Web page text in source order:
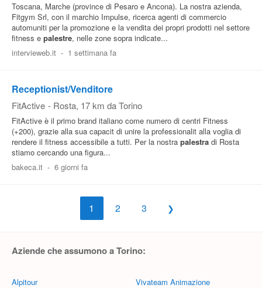
Toscana, Marche (province di Pesaro e Ancona). La nostra azienda,
Fitgym Srl, con il marchio Impulse, ricerca agenti di commercio
automuniti per la promozione e la vendita dei propri prodotti nel settore
fitness e palestre, nelle zone sopra indicate...
intervieweb.it - 1 settimana fa
Receptionist/Venditore
FitActive - Rosta, 17 km da Torino
FitActive è il primo brand italiano come numero di centri Fitness
(+200), grazie alla sua capacit di unire la professionalit alla voglia di
rendere il fitness accessibile a tutti. Per la nostra palestra di Rosta
stiamo cercando una figura...
bakeca.it - 6 giorni fa
1 2 3
Aziende che assumono a Torino:
Alpitour Vivateam Animazione